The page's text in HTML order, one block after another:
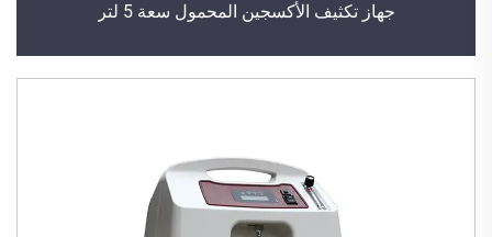
جهاز تكثيف الأكسجين المحمول سعة 5 لتر